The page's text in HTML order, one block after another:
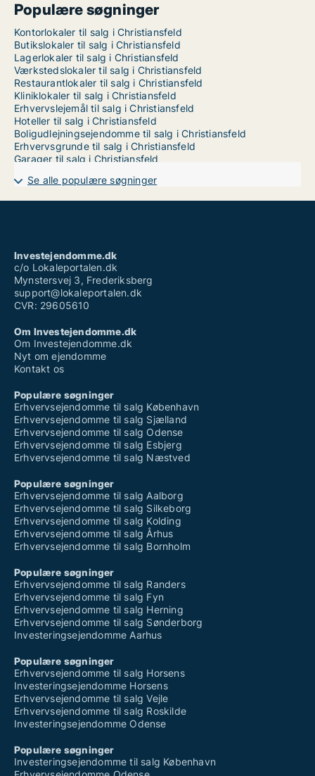
Populære søgninger
Kontorlokaler til salg i Christiansfeld
Butikslokaler til salg i Christiansfeld
Lagerlokaler til salg i Christiansfeld
Værkstedslokaler til salg i Christiansfeld
Restaurantlokaler til salg i Christiansfeld
Kliniklokaler til salg i Christiansfeld
Erhvervslejemål til salg i Christiansfeld
Hoteller til salg i Christiansfeld
Boligudlejningsejendomme til salg i Christiansfeld
Erhvervsgrunde til salg i Christiansfeld
Garager til salg i Christiansfeld
Se alle populære søgninger
Investejendomme.dk
c/o Lokaleportalen.dk
Mynstersvej 3, Frederiksberg
support@lokaleportalen.dk
CVR: 29605610
Om Investejendomme.dk
Om Investejendomme.dk
Nyt om ejendomme
Kontakt os
Populære søgninger
Erhvervsejendomme til salg København
Erhvervsejendomme til salg Sjælland
Erhvervsejendomme til salg Odense
Erhvervsejendomme til salg Esbjerg
Erhvervsejendomme til salg Næstved
Populære søgninger
Erhvervsejendomme til salg Aalborg
Erhvervsejendomme til salg Silkeborg
Erhvervsejendomme til salg Kolding
Erhvervsejendomme til salg Århus
Erhvervsejendomme til salg Bornholm
Populære søgninger
Erhvervsejendomme til salg Randers
Erhvervsejendomme til salg Fyn
Erhvervsejendomme til salg Herning
Erhvervsejendomme til salg Sønderborg
Investeringsejendomme Aarhus
Populære søgninger
Erhvervsejendomme til salg Horsens
Investeringsejendomme Horsens
Erhvervsejendomme til salg Vejle
Erhvervsejendomme til salg Roskilde
Investeringsejendomme Odense
Populære søgninger
Investeringsejendomme til salg København